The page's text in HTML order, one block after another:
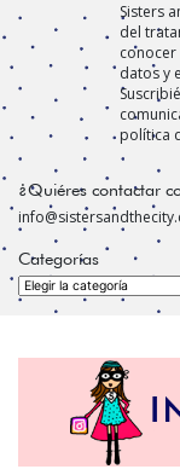
Sisters
del
datos y
política
¿Quiéres contactar
Categorías
Categorías